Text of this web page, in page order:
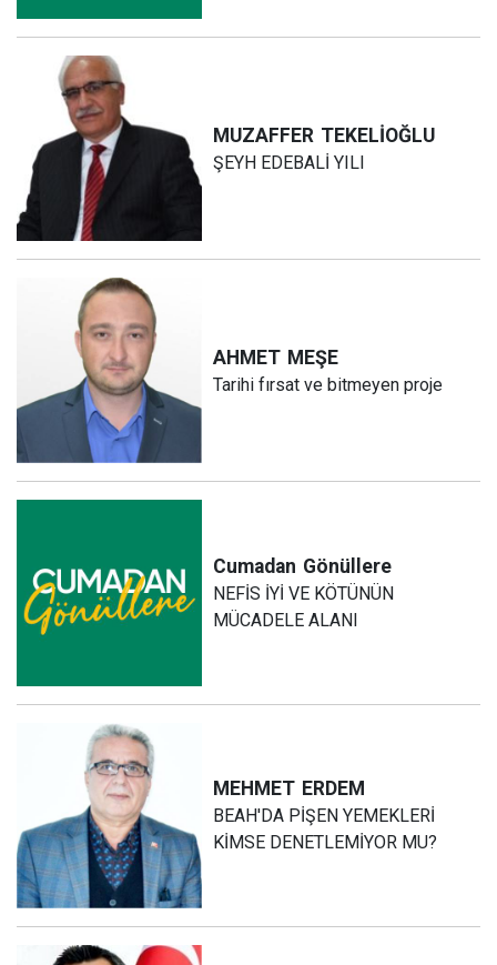
MUZAFFER TEKELİOĞLU
ŞEYH EDEBALİ YILI
AHMET MEŞE
Tarihi fırsat ve bitmeyen proje
Cumadan Gönüllere
NEFİS İYİ VE KÖTÜNÜN
MÜCADELE ALANI
MEHMET ERDEM
BEAH'DA PİŞEN YEMEKLERİ
KİMSE DENETLEMİYOR MU?